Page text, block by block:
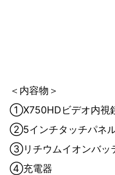
＜内容物＞
①X750HDビデオ内視
②5インチタッチパネ
③リチウムイオンバッ
④充電器